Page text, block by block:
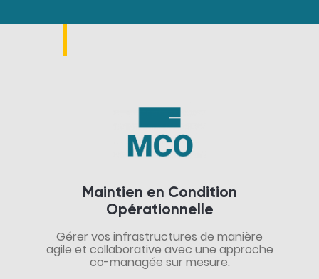
Maintien en Condition
Opérationnelle
Gérer vos infrastructures de manière
agile et collaborative avec une approche
co-managée sur mesure.